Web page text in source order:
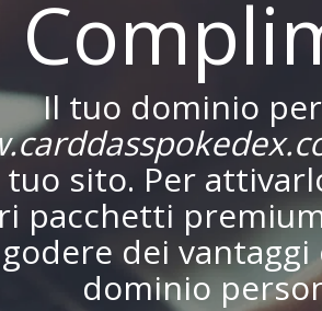
Il tuo dominio
tuo sito. Per
pacchetti
dei
dominio